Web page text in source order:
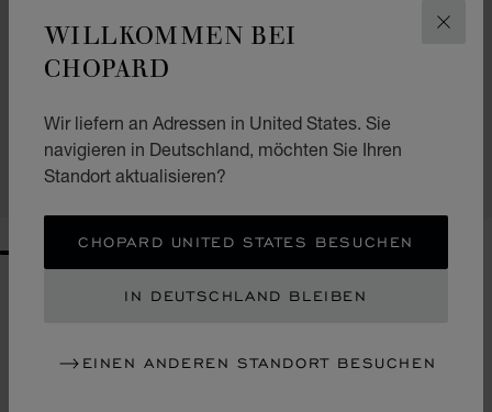
WILLKOMMEN BEI
CHOPARD
Wir liefern an Adressen in United States. Sie
navigieren in Deutschland, möchten Sie Ihren
Standort aktualisieren?
CHOPARD UNITED STATES BESUCHEN
IN DEUTSCHLAND BLEIBEN
EINEN ANDEREN STANDORT BESUCHEN
EDELSTAHL - SCHWARZES GUMMI
€ 990
KAUFEN